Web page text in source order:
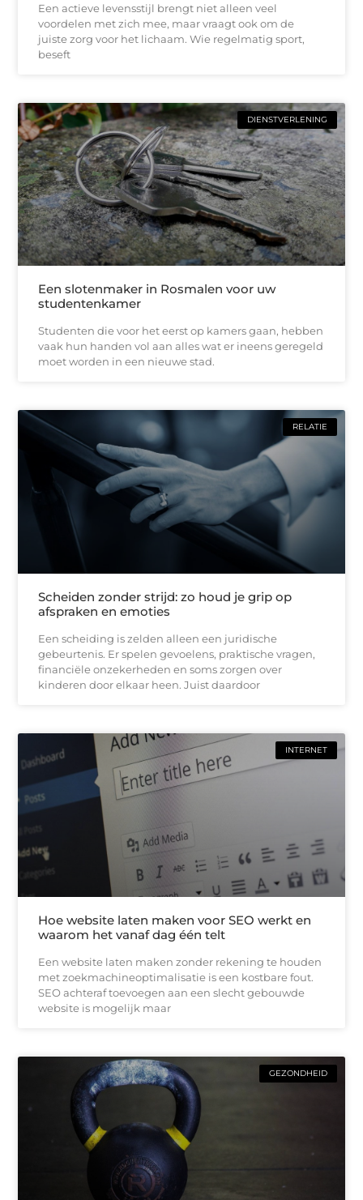
Een actieve levensstijl brengt niet alleen veel
voordelen met zich mee, maar vraagt ook om de
juiste zorg voor het lichaam. Wie regelmatig sport,
beseft
DIENSTVERLENING
Een slotenmaker in Rosmalen voor uw
studentenkamer
Studenten die voor het eerst op kamers gaan, hebben
vaak hun handen vol aan alles wat er ineens geregeld
moet worden in een nieuwe stad.
RELATIE
Scheiden zonder strijd: zo houd je grip op
afspraken en emoties
Een scheiding is zelden alleen een juridische
gebeurtenis. Er spelen gevoelens, praktische vragen,
financiële onzekerheden en soms zorgen over
kinderen door elkaar heen. Juist daardoor
INTERNET
Hoe website laten maken voor SEO werkt en
waarom het vanaf dag één telt
Een website laten maken zonder rekening te houden
met zoekmachineoptimalisatie is een kostbare fout.
SEO achteraf toevoegen aan een slecht gebouwde
website is mogelijk maar
GEZONDHEID